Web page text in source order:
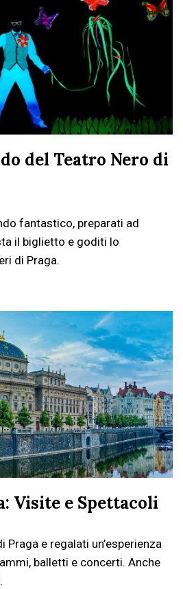
del Teatro Nero di
fantastico, preparati ad
il biglietto e goditi lo
di Praga.
Visite e Spettacoli
e regalati un’esperienza
balletti e concerti. Anche